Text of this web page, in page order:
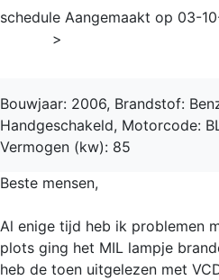
schedule Aangemaakt op 03-
>
Bouwjaar: 2006, Brandstof:
Handgeschakeld, Motorcode:
Vermogen (kw): 85
Beste mensen,
Al enige tijd heb ik problemen
plots ging het MIL lampje
heb de toen uitgelezen met